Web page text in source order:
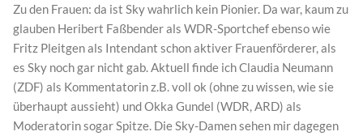
Zu den Frauen: da ist Sky wahrlich kein Pionier. Da war, kaum zu
glauben Heribert Faßbender als WDR-Sportchef ebenso wie
Fritz Pleitgen als Intendant schon aktiver Frauenförderer, als
es Sky noch gar nicht gab. Aktuell finde ich Claudia Neumann
(ZDF) als Kommentatorin z.B. voll ok (ohne zu wissen, wie sie
überhaupt aussieht) und Okka Gundel (WDR, ARD) als
Moderatorin sogar Spitze. Die Sky-Damen sehen mir dagegen